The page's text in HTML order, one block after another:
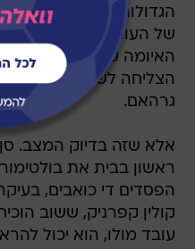
האיומה שעברה על
הצליחה לשמור על
גרהאם.
אלא שזה בדיוק המצב. סן
ראשון בבית את
הפסדים די כואבים,
קולין קפרניק, ששוב
עובד מולו, הוא יכול
שוב הפסידו משחק צמוד,
ואם יפלו במפרץ,